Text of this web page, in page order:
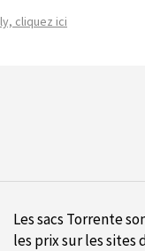
cliquez ici
Les sacs Torrente
les prix sur les sites